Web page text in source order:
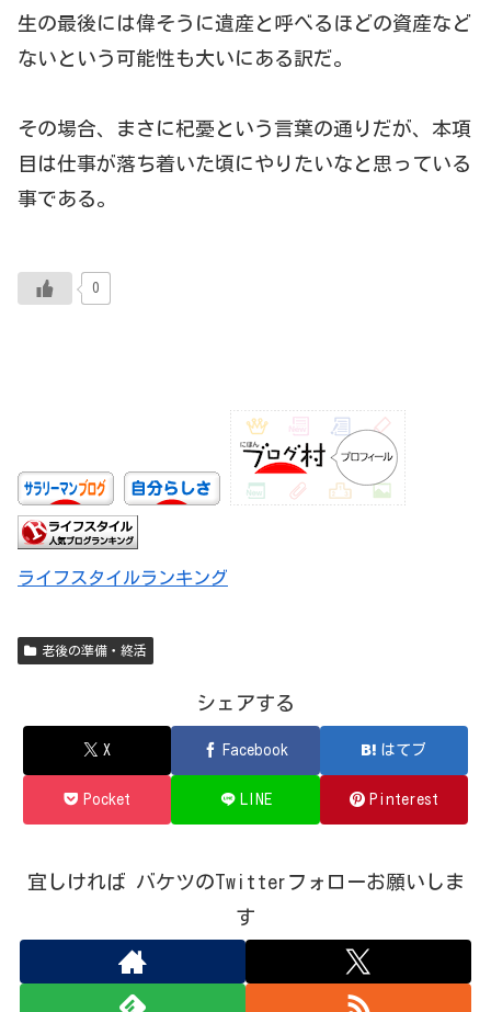
生の最後には偉そうに遺産と呼べるほどの資産など
ないという可能性も大いにある訳だ。
その場合、まさに杞憂という言葉の通りだが、本項
目は仕事が落ち着いた頃にやりたいなと思っている
事である。
0
ライフスタイルランキング
老後の準備・終活
シェアする
X Facebook はてブ
Pocket LINE Pinterest
宜しければ バケツのTwitterフォローお願いしま
す